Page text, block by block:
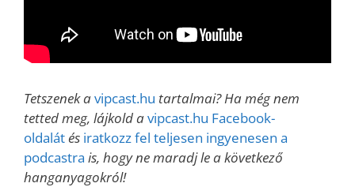
Tetszenek avipcast.hu tartalmai? Ha még nem
tetted meg, lájkold avipcast.hu Facebook-
oldalátés iratkozz fel teljesen ingyenesen a
podcastra is, hogy ne maradj le a következő
hanganyagokról!